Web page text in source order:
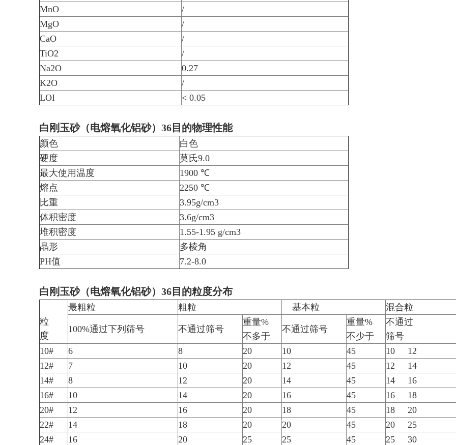
MnO
/
MgO
/
CaO
/
TiO2
/
Na2O
0.27
K2O
/
LOI
< 0.05
白刚玉砂（电熔氧化铝砂）36目的物理性能
颜色
白色
硬度
莫氏9.0
最大使用温度
1900 ℃
熔点
2250 ℃
比重
3.95g/cm3
体积密度
3.6g/cm3
堆积密度
1.55-1.95 g/cm3
晶形
多棱角
PH值
7.2-8.0
白刚玉砂（电熔氧化铝砂）36目的粒度分布
粒
度
最粗粒 粗粒 基本粒 混合粒
100%通过下列筛号 不通过筛号
重量%
不多于
不通过筛号
重量%
不少于
不通过
筛号
10#
6 8 20 10 45
10 12
12#
7 10 20 12 45
12 14
14#
8 12 20 14 45
14 16
16#
10 14 20 16 45
16 18
20#
12 16 20 18 45
18 20
22#
14 18 20 20 45
20 25
24#
16 20 25 25 45
25 30